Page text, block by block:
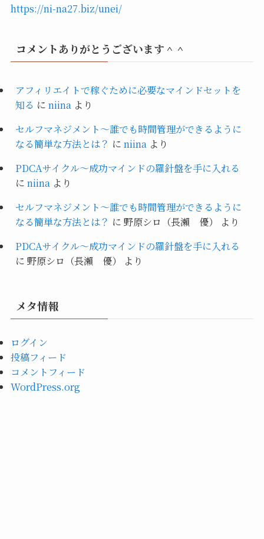
https://ni-na27.biz/unei/
コメントありがとうございます＾＾
アフィリエイトで稼ぐために必要なマインドセットを
知る に niinaより
セルフマネジメント～誰でも時間管理ができるように
なる簡単な方法とは？ に niinaより
PDCAサイクル～成功マインドの羅針盤を手に入れる
に niinaより
セルフマネジメント～誰でも時間管理ができるように
なる簡単な方法とは？ に 野原シロ（長瀨 優）
より
PDCAサイクル～成功マインドの羅針盤を手に入れる
に 野原シロ（長瀨 優） より
メタ情報
ログイン
投稿フィード
コメントフィード
WordPress.org